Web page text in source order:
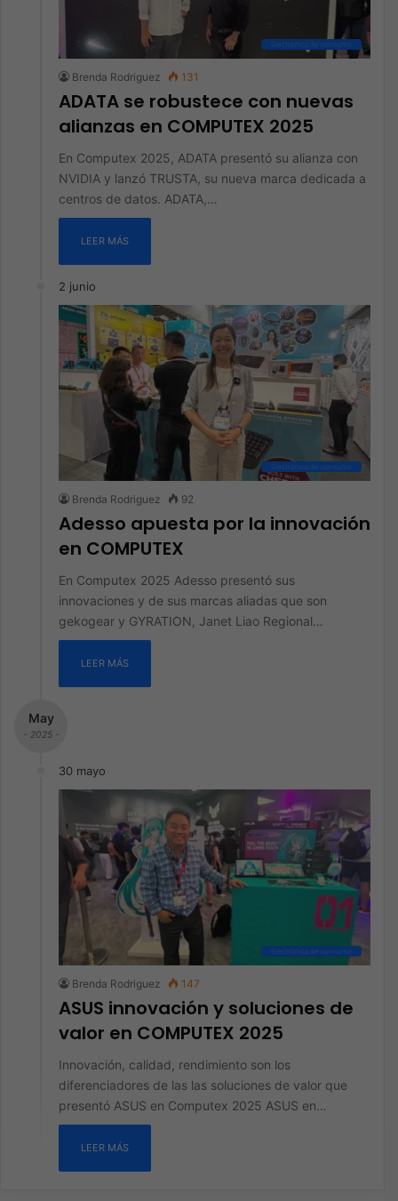
Electrónica de consumo
Brenda Rodriguez 131
ADATA se robustece con nuevas
alianzas en COMPUTEX 2025
En Computex 2025, ADATA presentó su alianza con
NVIDIA y lanzó TRUSTA, su nueva marca dedicada a
centros de datos. ADATA,…
LEER MÁS
2 junio
Electrónica de consumo
Brenda Rodriguez 92
Adesso apuesta por la innovación
en COMPUTEX
En Computex 2025 Adesso presentó sus
innovaciones y de sus marcas aliadas que son
gekogear y GYRATION, Janet Liao Regional…
LEER MÁS
May
- 2025 -
30 mayo
Electrónica de consumo
Brenda Rodriguez 147
ASUS innovación y soluciones de
valor en COMPUTEX 2025
Innovación, calidad, rendimiento son los
diferenciadores de las las soluciones de valor que
presentó ASUS en Computex 2025 ASUS en…
LEER MÁS